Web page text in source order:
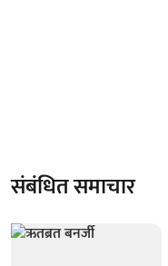
संबंधित समाचार